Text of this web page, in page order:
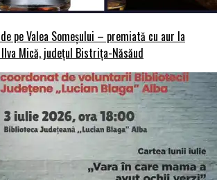
pe Valea Someșului – premiată cu aur la
Mică, județul Bistrița-Năsăud